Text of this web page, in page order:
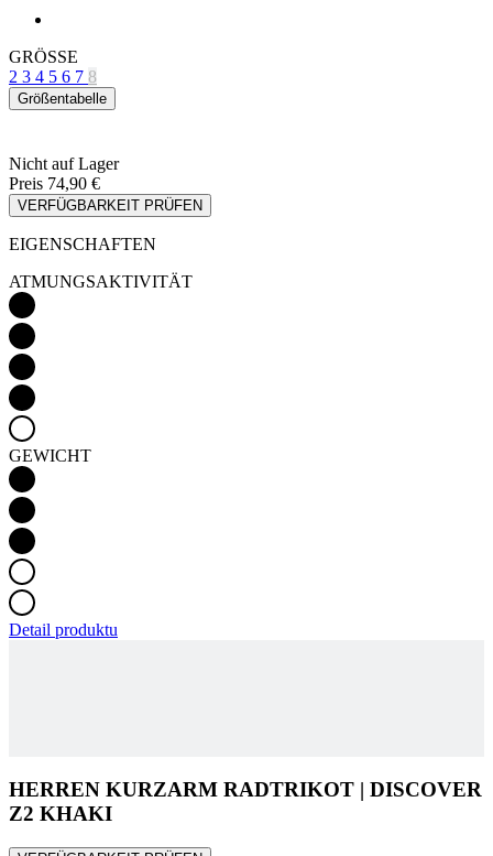
GRÖSSE
2 3 4 5 6 7 8
Größentabelle
Nicht auf Lager
Preis 74,90 €
VERFÜGBARKEIT PRÜFEN
EIGENSCHAFTEN
ATMUNGSAKTIVITÄT
GEWICHT
Detail produktu
HERREN KURZARM RADTRIKOT | DISCOVER
Z2 KHAKI